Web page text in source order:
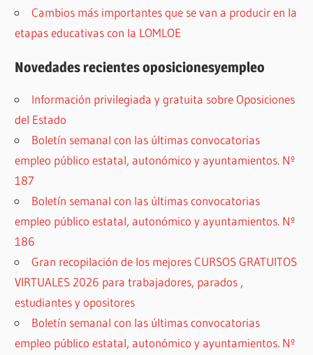
Cambios más importantes que se van a producir en la
etapas educativas con la LOMLOE
Novedades recientes oposicionesyempleo
Información privilegiada y gratuita sobre Oposiciones
del Estado
Boletín semanal con las últimas convocatorias
empleo público estatal, autonómico y ayuntamientos. Nº
187
Boletín semanal con las últimas convocatorias
empleo público estatal, autonómico y ayuntamientos. Nº
186
Gran recopilación de los mejores CURSOS GRATUITOS
VIRTUALES 2026 para trabajadores, parados ,
estudiantes y opositores
Boletín semanal con las últimas convocatorias
empleo público estatal, autonómico y ayuntamientos. Nº